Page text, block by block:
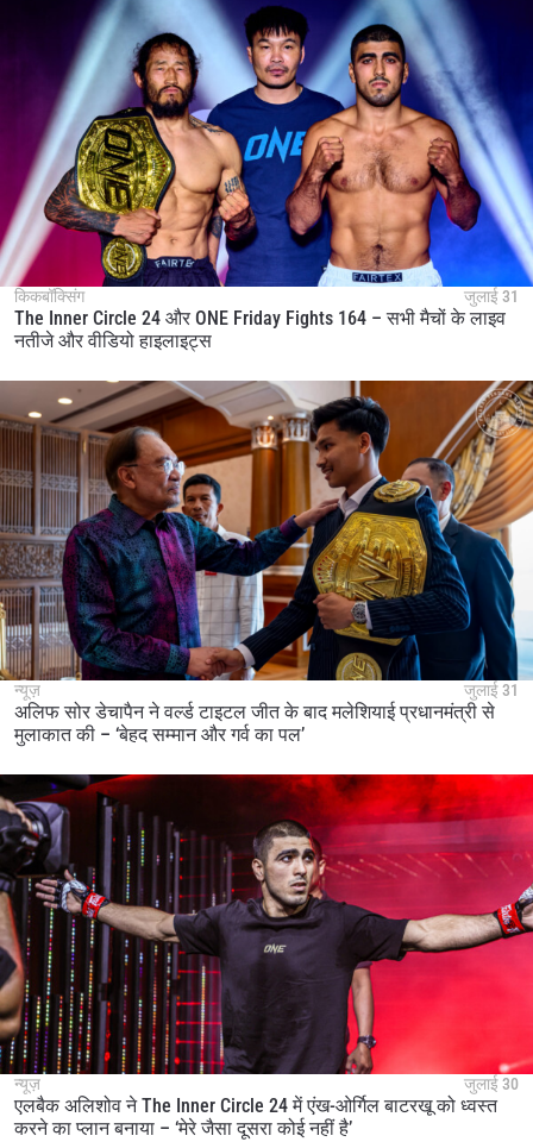
किकबॉक्सिंग जुलाई 31
The Inner Circle 24 और ONE Friday Fights 164 – सभी मैचों के लाइव
नतीजे और वीडियो हाइलाइट्स
न्यूज़ जुलाई 31
अलिफ सोर डेचापैन ने वर्ल्ड टाइटल जीत के बाद मलेशियाई प्रधानमंत्री से
मुलाकात की – ‘बेहद सम्मान और गर्व का पल’
न्यूज़ जुलाई 30
एलबैक अलिशोव ने The Inner Circle 24 में एंख-ओर्गिल बाटरखू को ध्वस्त
करने का प्लान बनाया – ‘मेरे जैसा दूसरा कोई नहीं है’